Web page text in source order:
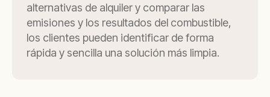
alternativas de alquiler y comparar las
emisiones y los resultados del combustible,
los clientes pueden identificar de forma
rápida y sencilla una solución más limpia.